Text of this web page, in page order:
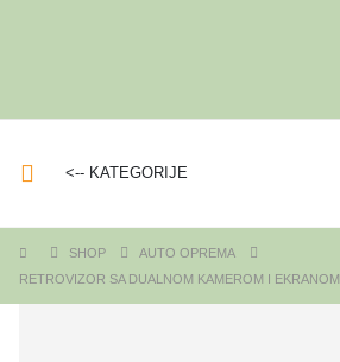
<-- KATEGORIJE
SHOP
AUTO OPREMA
RETROVIZOR SA DUALNOM KAMEROM I EKRANOM